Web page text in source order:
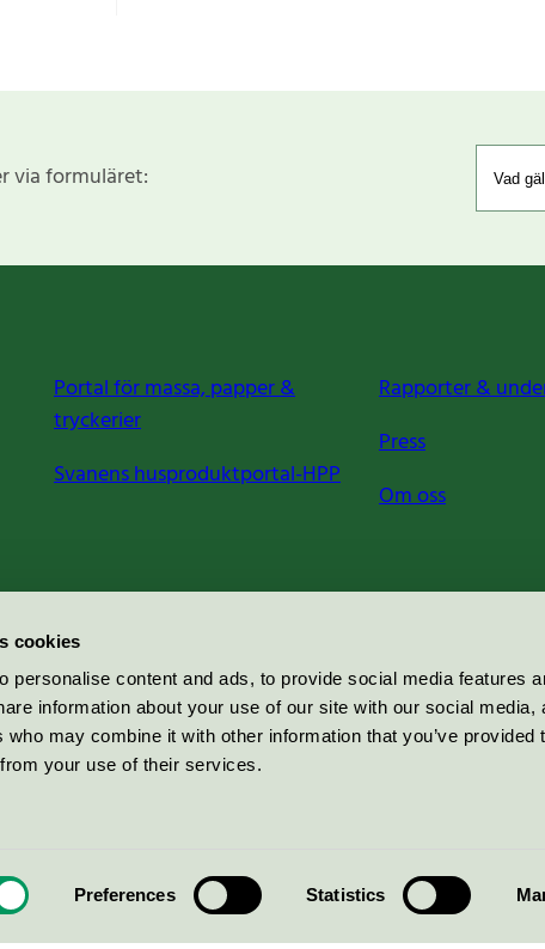
cookies
personalise content and ads, to provide social media features
information about your use of our site with our social media,
may combine it with other information that you’ve provided
your use of their services.
Preferences Statistics
via formuläret:
Portal för massa, papper &
tryckerier
Svanens husproduktportal-HPP
Rapporter &
Press
Om oss